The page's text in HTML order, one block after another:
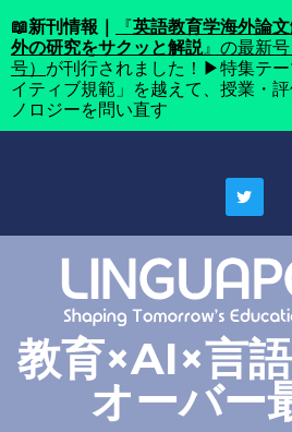
教育×AI×言
オーバー
📖新刊情報｜ 『英語教育学海外論
外の研究をサクッと解説』の最新
号） が刊行されました！▶特集テー
イティブ規範」を越えて、授業・
ノロジーを問い直す